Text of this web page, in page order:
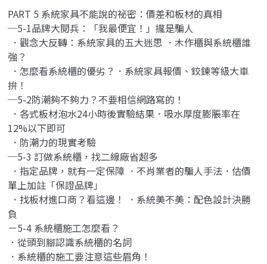
PART 5 系統家具不能說的祕密：價差和板材的真相
─5-1品牌大閱兵：「我最便宜！」攏是騙人
．觀念大反轉：系統家具的五大迷思 ．木作櫃與系統櫃誰
強？
．怎麼看系統櫃的優劣？．系統家具報價、鉸鍊等級大車
拚！
─5-2防潮夠不夠力？不要相信網路寫的！
．各式板材泡水24小時後實驗結果．吸水厚度膨脹率在
12%以下即可
．防潮力的現實考驗
─5-3 訂做系統櫃，找二線廠省超多
．指定品牌，就有一定保障 ．不肖業者的騙人手法．估價
單上加註「保證品牌」
．找板材進口商？看這邊！ ．系統美不美：配色設計決勝
負
－5-4 系統櫃施工怎麼看？
．從頭到腳認識系統櫃的名詞
．系統櫃的施工要注意這些眉角！